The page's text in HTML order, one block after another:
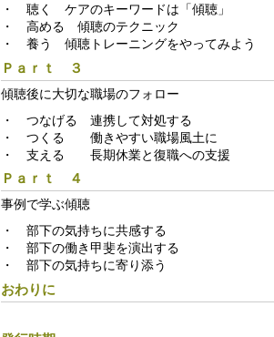
・ 聴く ケアのキーワードは「傾聴」
・ 高める 傾聴のテクニック
・ 養う 傾聴トレーニングをやってみよう
Ｐａｒｔ ３
傾聴後に大切な職場のフォロー
・ つなげる 連携して対処する
・ つくる 働きやすい職場風土に
・ 支える 長期休業と復職への支援
Ｐａｒｔ ４
事例で学ぶ傾聴
・ 部下の気持ちに共感する
・ 部下の働き甲斐を演出する
・ 部下の気持ちに寄り添う
おわりに